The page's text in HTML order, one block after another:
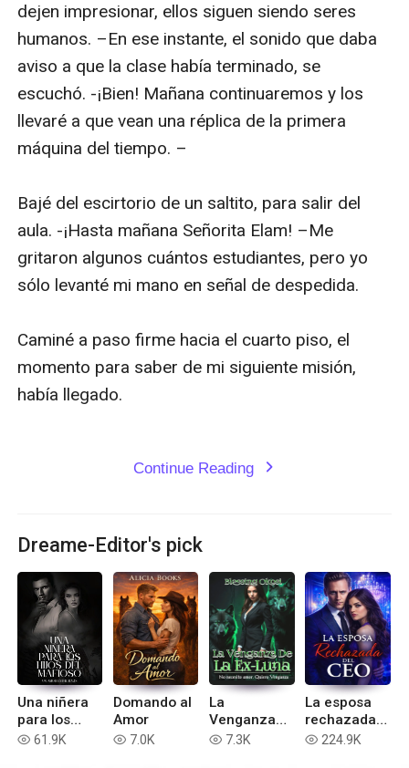
dejen impresionar, ellos siguen siendo seres
humanos. –En ese instante, el sonido que daba
aviso a que la clase había terminado, se
escuchó. -¡Bien! Mañana continuaremos y los
llevaré a que vean una réplica de la primera
máquina del tiempo. –
Bajé del escirtorio de un saltito, para salir del
aula. -¡Hasta mañana Señorita Elam! –Me
gritaron algunos cuántos estudiantes, pero yo
sólo levanté mi mano en señal de despedida.
Caminé a paso firme hacia el cuarto piso, el
momento para saber de mi siguiente misión,
había llegado.
Continue Reading expand_more
Dreame-Editor's pick
Una niñera
para los
hijos del
read 61.9K
Domando al
Amor
read 7.0K
La
Venganza
De La Ex-
read 7.3K
La esposa
rechazada
del ceo
read 224.9K